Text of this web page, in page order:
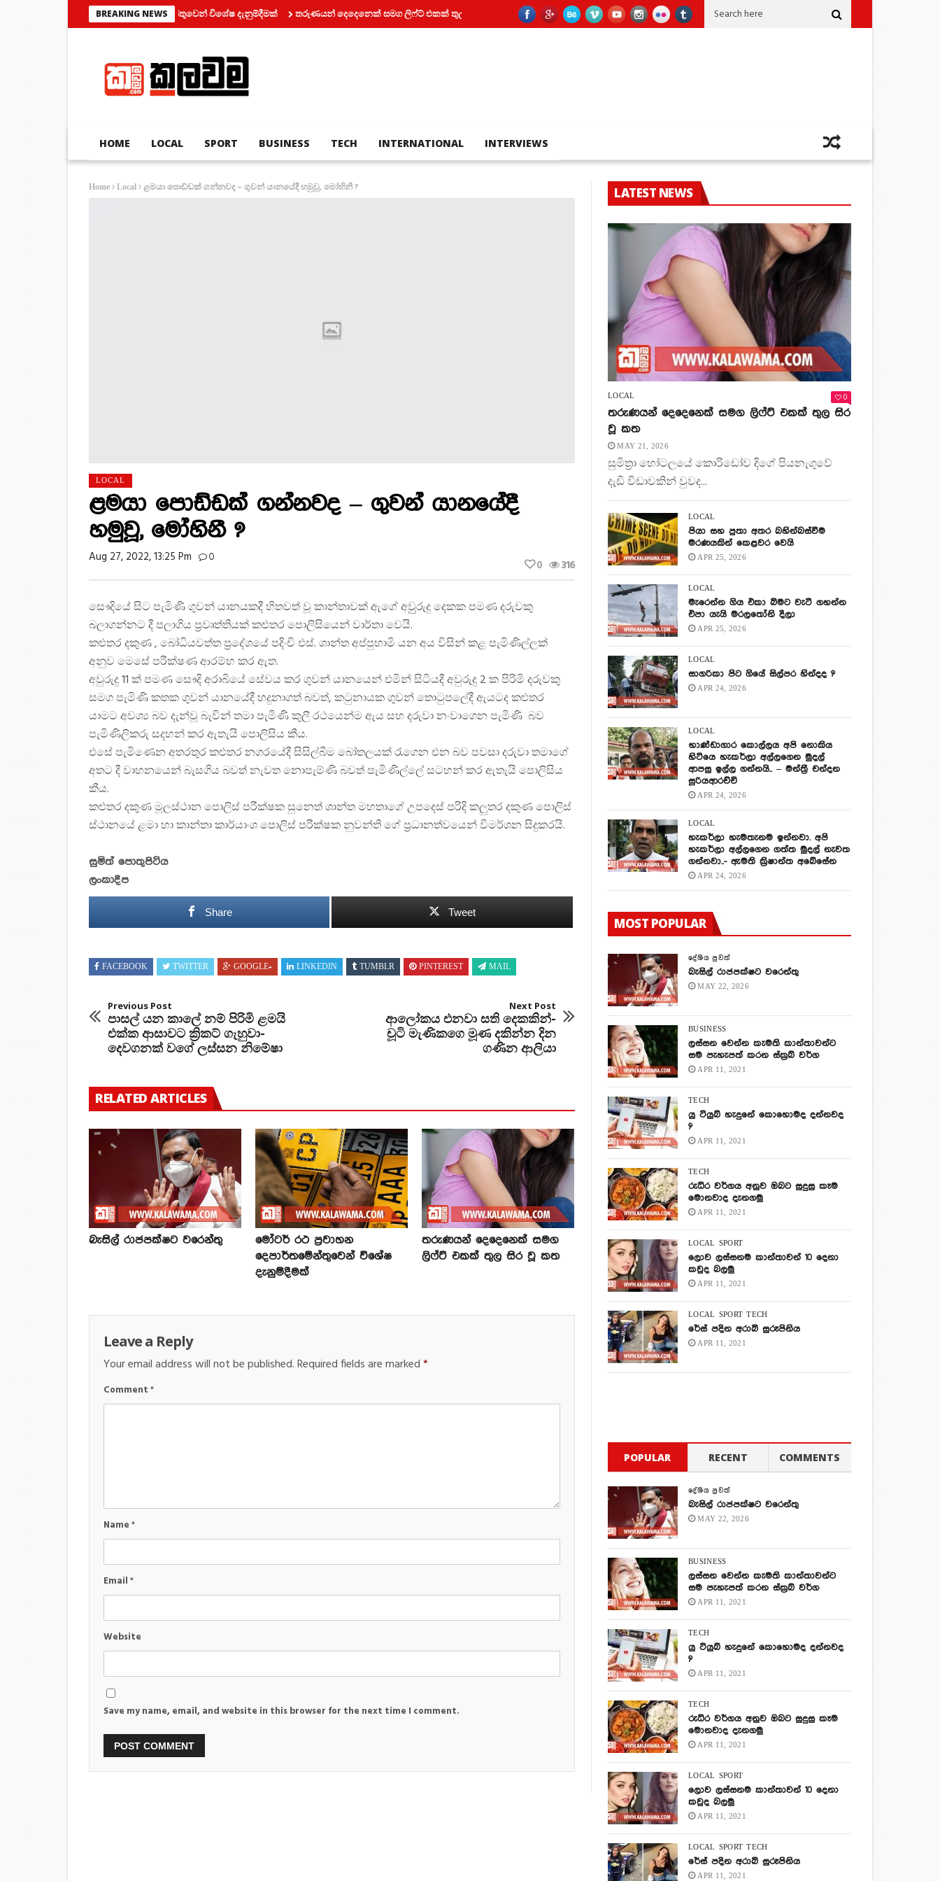
BREAKING NEWS
මෝටර් රථ ප්‍රවාහන දෙපාර්තමේන්තුවෙන් විශේෂ දැනුම්දීමක් තරුණයන් දෙදෙනෙක් සමග ලිෆ්ට් එකක් තුල සිර වූ කත පියා සහ පුතා අතර බහින්බස්වීම මරණයකින් කෙළවර වෙයි කෝටි 2කට අධික කුෂ් සමග ඡායාරූප ශිල්පියෙක්
HOME LOCAL SPORT BUSINESS TECH INTERNATIONAL INTERVIEWS
Home Local ළමයා පොඩ්ඩක් ගන්නවද – ගුවන් යානයේදී හමුවූ, මෝහිනී ?
LOCAL
ළමයා පොඩ්ඩක් ගන්නවද – ගුවන් යානයේදී
හමුවූ, මෝහිනී ?
Aug 27, 2022, 13:25 Pm 0 316
0
සෞදියේ සිට පැමිණි ගුවන් යානයකදී හිතවත් වූ කාන්තාවක් ඇගේ අවුුරුදු දෙකක පමණ දරුවකු
බලාගන්නට දී පලාගිය ප්‍රවෘත්තියක් කළුතර පොලිසියෙන් වාර්තා වෙයි.
කළුතර දකුණ , බෝධියවත්ත ප්‍රදේශයේ පදිංචි එස්. ශාන්ත අප්පුහාමි යන අය විසින් කළ පැමිණිල්ලක්
අනුව මෙසේ පරීක්ෂණ ආරම්භ කර ඇත.
අවුරුදු 11 ක් පමණ සෞදි අරාබියේ සේවය කර ගුවන් යානයෙන් එමින් සිටියදී අවුරුදු 2 ක පිරිමි දරුවකු
සමග පැමිණි කතක ගුවන් යානයේදී හදුනාගත් බවත්, කටුනායක ගුවන් තොටුපලේදී ඇයටද කළුතර
යාමට අවශ්‍ය බව දැන්වූ බැවින් තමා පැමිණි කුලී රථයෙන්ම ඇය සහ දරුවා නංවාගෙන පැමිණි බව
පැමිණිලිකරු සදහන් කර ඇතැයි පොලිසිය කීය.
එසේ පැමිණෙන අතරතුර කළුතර නගරයේදී සිසිල්බීම බෝතලයක් රැගෙන එන බව පවසා දරුවා තමාගේ
අතට දී වාහනයෙන් බැසගිය බවත් නැවත නොපැම්ණි බවත් පැමිණිල්ලේ සටහන් කර ඇතැයි පොලිසිය
කීය.
කළුතර දකුණ මූලස්ථාන පොලිස් පරීක්ෂක සුනෙත් ශාන්ත මහතාගේ උපදෙස් පරිදි කලුතර දකුණ පොලිස්
ස්ථානයේ ළමා හා කාන්තා කාර්යාංශ පොලිස් පරීක්ෂක නුවන්ති ගේ ප්‍රධානත්වයෙන් විමර්ශන සිදුකරයි.
සුමිත් පොතුපිටිය
ලංකාදීප
Share Tweet
FACEBOOK TWITTER GOOGLE+ LINKEDIN TUMBLR PINTEREST MAIL
Previous Post
පාසල් යන කාලේ නම් පිරිමි ළමයි
එක්ක ආසාවට ක්‍රිකට් ගැහුවා-
දෙවගනක් වගේ ලස්සන නිමේෂා
Next Post
ආලෝකය එනවා සති දෙකකින්-
චූටි මැණිකගෙ මූණ දකින්න දින
ගණින ආලියා
RELATED ARTICLES
බැසිල් රාජපක්ෂට වරෙන්තු
මෝටර් රථ ප්‍රවාහන
දෙපාර්තමේන්තුවෙන් විශේෂ
දැනුම්දීමක්
තරුණයන් දෙදෙනෙක් සමග
ලිෆ්ට් එකක් තුල සිර වූ කත
Leave a Reply
Your email address will not be published.Required fields are marked*
Comment*
Name*
Email*
Website
Save my name, email, and website in this browser for the next time I comment.
LATEST NEWS
LOCAL 0
තරුණයන් දෙදෙනෙක් සමග ලිෆ්ට් එකක් තුල සිර
වූ කත
MAY 21, 2026
සුමිත්‍රා හෝටලයේ කොරිඩෝව දිගේ පියනැගුවේ
දැඩි විඩාවකින් වුවද...
LOCAL
පියා සහ පුතා අතර බහින්බස්වීම
මරණයකින් කෙළවර වෙයි
APR 25, 2026
LOCAL
මැරෙන්න ගිය එකා බිමට වැටී ගහන්න
එපා යැයි මරලතෝනි දීලා
APR 25, 2026
LOCAL
සාගරිකා පිට ගියේ සිල්පර හින්දද ?
APR 24, 2026
LOCAL
භාණ්ඩාගාර කොල්ලය අපි නොකිය
හිටියෙ හැකර්ලා අල්ලගෙන මුදල්
ආපසු ඉල්ල ගන්නයි.. – මන්ත්‍රී චන්දන
සූරියආරච්චි
APR 24, 2026
LOCAL
හැකර්ලා හැමතැනම ඉන්නවා. අපි
හැකර්ලා අල්ලගෙන ගත්ත මුදල් නැවත
ගන්නවා..- ඇමති ක්‍රිෂාන්ත අබේසේන
APR 24, 2026
MOST POPULAR
දේශිය පුවත්
බැසිල් රාජපක්ෂට වරෙන්තු
MAY 22, 2026
BUSINESS
ලස්සන වෙන්න කැමති කාන්තාවන්ට
සම පැහැපත් කරන ස්ක්‍රබ් වර්ග
APR 11, 2021
TECH
යු ටියුබ් හැදුනේ කොහොමද දන්නවද
?
APR 11, 2021
TECH
රුධිර වර්ගය අනුව ඔබට සුදුසු කෑම
මොනවාද දැනගමු
APR 11, 2021
LOCAL SPORT
ලොව ලස්සනම කාන්තාවන් 10 දෙනා
කවුද බලමු
APR 11, 2021
LOCAL SPORT TECH
රේස් පදින අරාබි සුරූපිනිය
APR 11, 2021
POPULAR RECENT COMMENTS
දේශිය පුවත්
බැසිල් රාජපක්ෂට වරෙන්තු
MAY 22, 2026
BUSINESS
ලස්සන වෙන්න කැමති කාන්තාවන්ට
සම පැහැපත් කරන ස්ක්‍රබ් වර්ග
APR 11, 2021
TECH
යු ටියුබ් හැදුනේ කොහොමද දන්නවද
?
APR 11, 2021
TECH
රුධිර වර්ගය අනුව ඔබට සුදුසු කෑම
මොනවාද දැනගමු
APR 11, 2021
LOCAL SPORT
ලොව ලස්සනම කාන්තාවන් 10 දෙනා
කවුද බලමු
APR 11, 2021
LOCAL SPORT TECH
රේස් පදින අරාබි සුරූපිනිය
APR 11, 2021